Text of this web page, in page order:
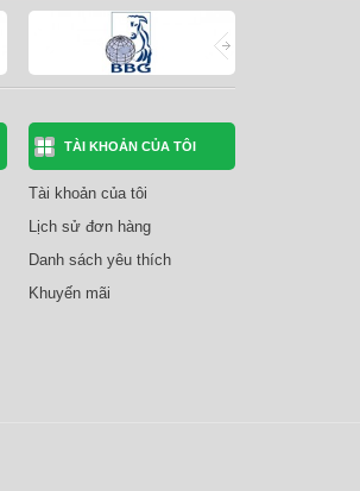
TÀI KHOẢN CỦA TÔI
Tài khoản của tôi
Lịch sử đơn hàng
Danh sách yêu thích
Khuyến mãi